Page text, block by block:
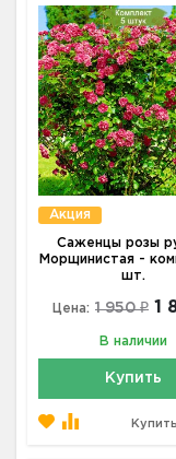
Акция
Саженцы розы
Морщинистая -
шт.
Цена: 1 950 ₽ 1
В наличии
Купить